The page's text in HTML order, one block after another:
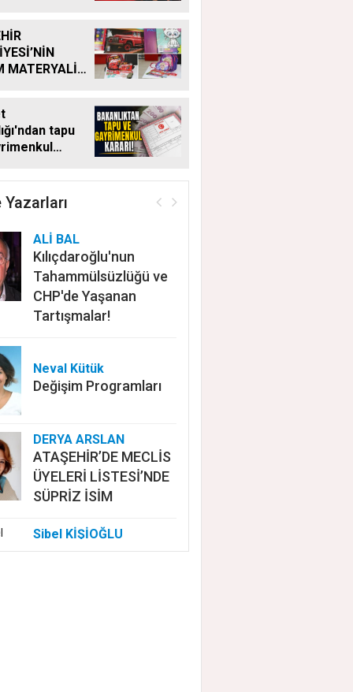
MATERYALİ
tapu
satış
Yazarları
ALİ BAL
Kılıçdaroğlu'nun
Tahammülsüzlüğü ve
CHP'de Yaşanan
Tartışmalar!
Neval Kütük
Değişim Programları
DERYA ARSLAN
ATAŞEHİR’DE MECLİS
ÜYELERİ LİSTESİ’NDE
SÜPRİZ İSİM
Sibel KİŞİOĞLU
EUROVISION'DA